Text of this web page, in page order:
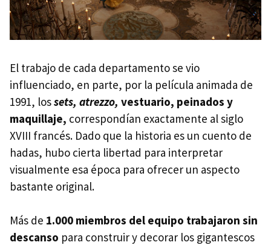
El trabajo de cada departamento se vio
influenciado, en parte, por la película animada de
1991, lossets, atrezzo, vestuario, peinados y
maquillaje, correspondían exactamente al siglo
XVIII francés. Dado que la historia es un cuento de
hadas, hubo cierta libertad para interpretar
visualmente esa época para ofrecer un aspecto
bastante original.
Más de 1.000 miembros del equipo trabajaron sin
descanso para construir y decorar los gigantescos